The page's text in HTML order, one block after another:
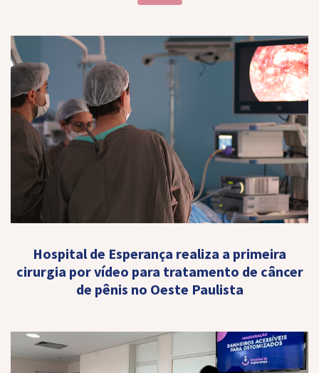
Hospital de Esperança realiza a primeira
cirurgia por vídeo para tratamento de câncer
de pênis no Oeste Paulista